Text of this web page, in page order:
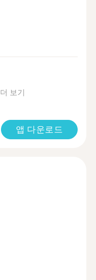
더 보기
앱 다운로드